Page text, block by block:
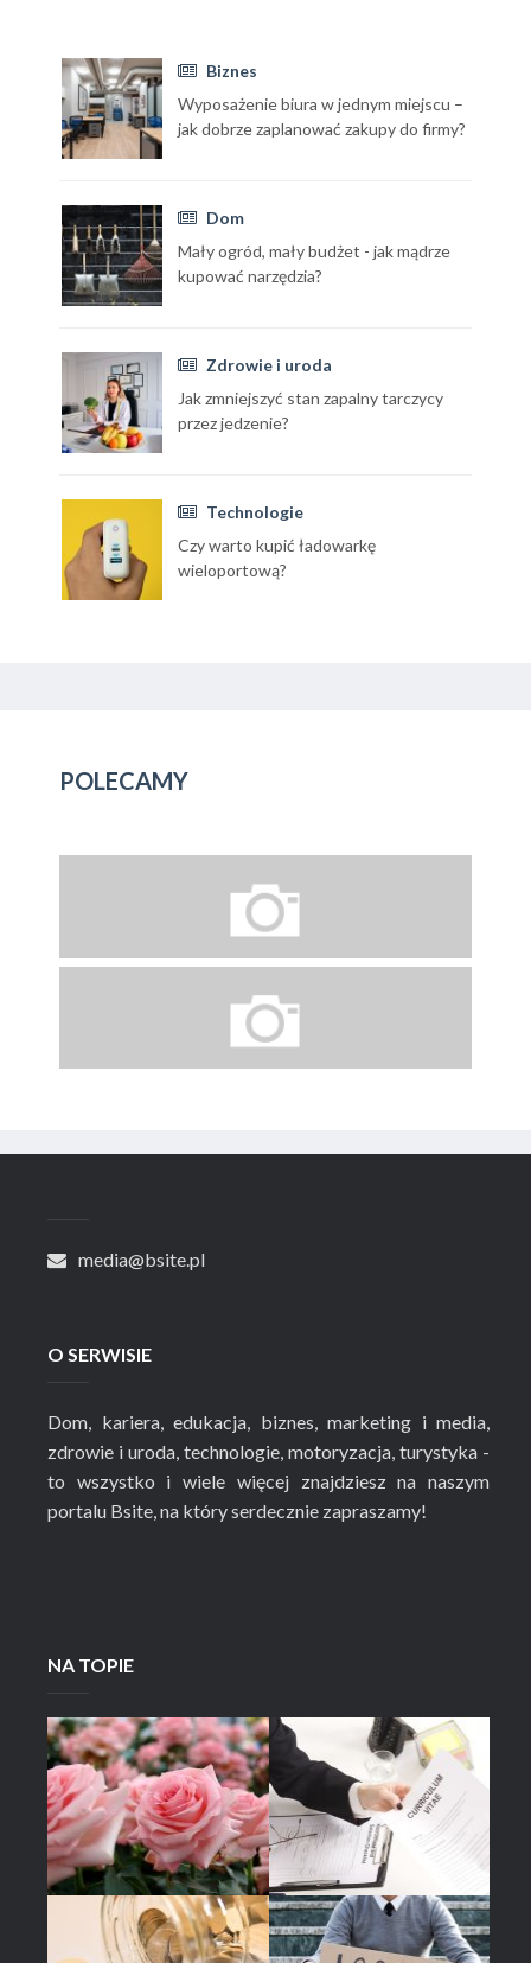
Biznes
Wyposażenie biura w jednym miejscu –
jak dobrze zaplanować zakupy do firmy?
Dom
Mały ogród, mały budżet - jak mądrze
kupować narzędzia?
Zdrowie i uroda
Jak zmniejszyć stan zapalny tarczycy
przez jedzenie?
Technologie
Czy warto kupić ładowarkę
wieloportową?
POLECAMY
media@bsite.pl
O SERWISIE
Dom, kariera, edukacja, biznes, marketing i media,
zdrowie i uroda, technologie, motoryzacja, turystyka -
to wszystko i wiele więcej znajdziesz na naszym
portalu Bsite, na który serdecznie zapraszamy!
NA TOPIE